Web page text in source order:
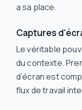
a sa place.
Captures
Le véritable
du contexte.
d’écran est
flux de travail